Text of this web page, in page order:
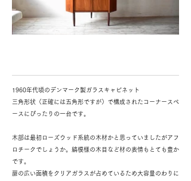
1960年代頃のデンマーク製ガラスキャビネット
三角形状（正確には五角形ですが）で構成されたコーナースペ
ースにぴったりの一台です。
木部は最初ローズウッド系統の木材かと思っていましたがアフ
ロチークでしょうか。縞模様の木目など材の表情もとても豊か
です。
扉の広い面積をクリアガラスが占めているため大容量のわりに